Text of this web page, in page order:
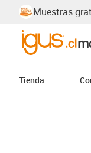
Muestras
Tienda